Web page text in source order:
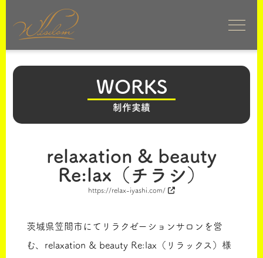
WORKS
制作実績
relaxation & beauty
Re:lax（チラシ）
https://relax-iyashi.com/
茨城県笠間市にてリラクゼーションサロンを営
む、relaxation & beauty Re:lax（リラックス）様